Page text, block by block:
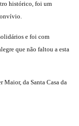
histórico, foi um
e foi com
que não faltou a esta
da Santa Casa da